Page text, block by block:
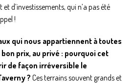
d’investissements, qui n’a pas été
!
qui nous appartiennent à toutes
prix, au privé : pourquoi cet
de façon irréversible le
? Ces terrains souvent grands et